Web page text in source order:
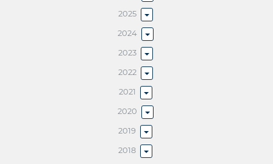
2025
2024
2023
2022
2021
2020
2019
2018